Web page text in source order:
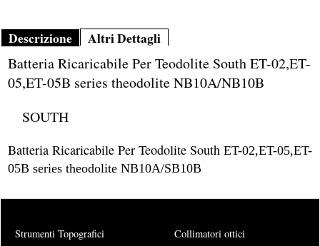
Descrizione Altri Dettagli
Batteria Ricaricabile Per Teodolite South ET-02,ET-
05,ET-05B series theodolite NB10A/NB10B
SOUTH
Batteria Ricaricabile Per Teodolite South ET-02,ET-05,ET-
05B series theodolite NB10A/SB10B
Strumenti Topografici
Collimatori ottici